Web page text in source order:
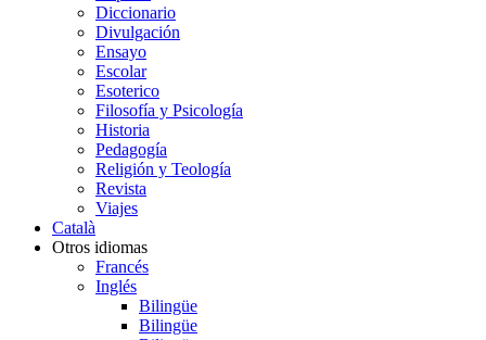
Diccionario
Divulgación
Ensayo
Escolar
Esoterico
Filosofía y Psicología
Historia
Pedagogía
Religión y Teología
Revista
Viajes
Català
Otros idiomas
Francés
Inglés
Bilingüe
Bilingüe